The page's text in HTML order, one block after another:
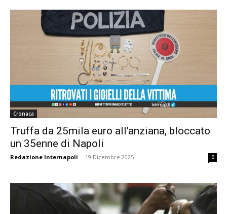
Cronaca
Truffa da 25mila euro all’anziana, bloccato
un 35enne di Napoli
Redazione Internapoli - 19 Dicembre 2025 0